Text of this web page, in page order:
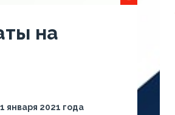
на
января 2021 года